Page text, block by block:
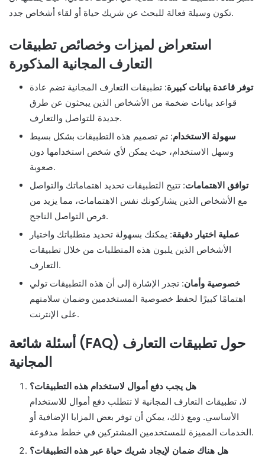
تكون وسيلة فعالة للبحث عن شريك حياة أو لقاء أشخاص جدد.
استعراض لميزات وخصائص تطبيقات
التعارف المجانية المذكورة
توفر قاعدة بيانات كبيرة: تطبيقات التعارف المجانية تضم عادة
قواعد بيانات ضخمة من الأشخاص الذين يبحثون عن طرق
جديدة للتواصل والتعارف.
سهولة الاستخدام: تم تصميم هذه التطبيقات بشكل بسيط
وسهل الاستخدام، حيث يمكن لأي شخص استخدامها دون
صعوبة.
توافق الاهتمامات: تتيح التطبيقات تحديد اهتماماتك والتواصل
مع الأشخاص الذين يشاركونك نفس الاهتمامات، مما يزيد من
فرص التواصل الناجح.
عملية اختيار دقيقة: يمكنك بسهولة تحديد متطلباتك واختيار
الأشخاص الذين يلبون هذه المتطلبات من خلال تطبيقات
التعارف.
خصوصية وأمان: تجدر الإشارة إلى أن هذه التطبيقات تولي
اهتمامًا كبيرًا لحفظ خصوصية المستخدمين وضمان سلامتهم
على الإنترنت.
أسئلة شائعة (FAQ) حول تطبيقات التعارف
المجانية
هل يجب دفع أموال لاستخدام هذه التطبيقات؟
لا، تطبيقات التعارف المجانية لا تتطلب دفع أموال للاستخدام
الأساسي. ومع ذلك، يمكن أن توفر بعض المزايا الإضافية أو
الخدمات المميزة للمستخدمين المشتركين في خطط مدفوعة.
هل هناك ضمان لإيجاد شريك حياة عبر هذه التطبيقات؟